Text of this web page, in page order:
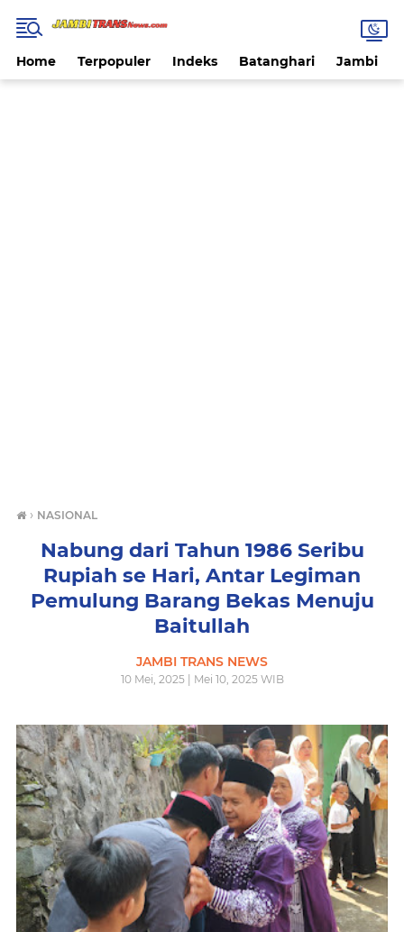
Home Terpopuler Indeks Batanghari Jambi
› NASIONAL
Nabung dari Tahun 1986 Seribu
Rupiah se Hari, Antar Legiman
Pemulung Barang Bekas Menuju
Baitullah
JAMBI TRANS NEWS
10 Mei, 2025 | Mei 10, 2025 WIB